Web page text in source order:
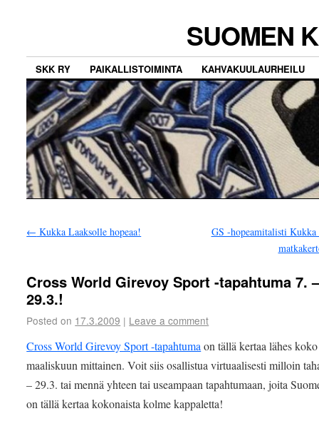
SUOMEN
SKK RY PAIKALLISTOIMINTA KAHVAKUULAURHEILU
← Kukka Laaksolle hopeaa!
GS -hopeamitalisti Kukka
Cross World Girevoy Sport -tapahtuma 7.
29.3.!
Posted on 17.3.2009 | Leave a comment
Cross World Girevoy Sport -tapahtuma on tällä kertaa lähes koko
maaliskuun mittainen. Voit siis osallistua virtuaalisesti milloin
– 29.3. tai mennä yhteen tai useampaan tapahtumaan, joita
on tällä kertaa kokonaista kolme kappaletta!